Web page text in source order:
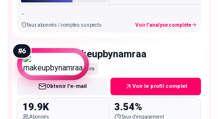
-
faux abonnés / comptes suspects Voir l'analyse complète
#6 makeupbynamraa
Micro
Obtenir l'e-mail Voir le profil complet
19.9K
Abonnés
3.54%
Taux d'engagement